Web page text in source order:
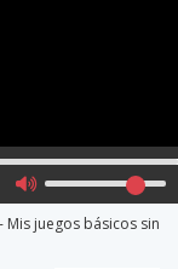
- Mis juegos básicos sin